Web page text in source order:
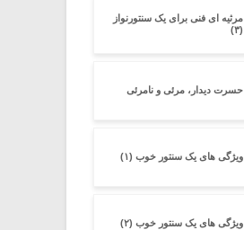
مرثیه ای فنی برای یک سنتورنواز
(۳)
حسرت دیدار، مرئی و نامرئی
ویژگی های یک سنتور خوب (۱)
ویژگی های یک سنتور خوب (۲)